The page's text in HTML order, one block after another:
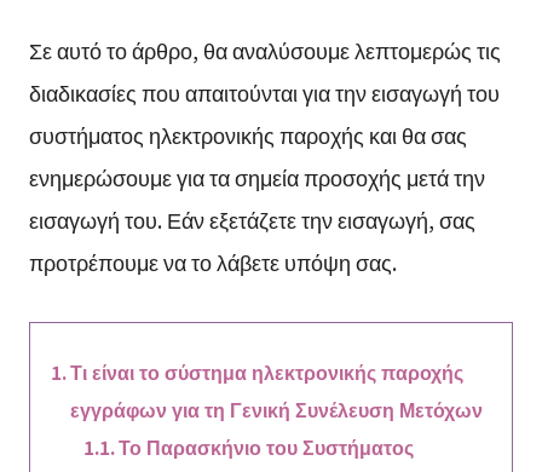
Σε αυτό το άρθρο, θα αναλύσουμε λεπτομερώς τις
διαδικασίες που απαιτούνται για την εισαγωγή του
συστήματος ηλεκτρονικής παροχής και θα σας
ενημερώσουμε για τα σημεία προσοχής μετά την
εισαγωγή του. Εάν εξετάζετε την εισαγωγή, σας
προτρέπουμε να το λάβετε υπόψη σας.
Τι είναι το σύστημα ηλεκτρονικής παροχής
εγγράφων για τη Γενική Συνέλευση Μετόχων
Το Παρασκήνιο του Συστήματος